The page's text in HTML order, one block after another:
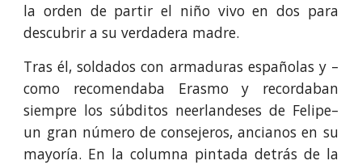
la orden de partir el niño vivo en dos para
descubrir a su verdadera madre.
Tras él, soldados con armaduras españolas y –
como recomendaba Erasmo y recordaban
siempre los súbditos neerlandeses de Felipe–
un gran número de consejeros, ancianos en su
mayoría. En la columna pintada detrás de la